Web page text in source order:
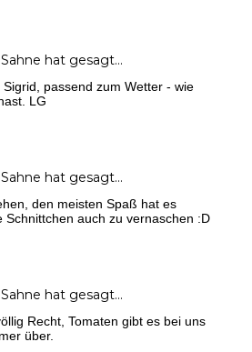
hat gesagt…
Sigrid, passend zum Wetter - wie
LG
hat gesagt…
den meisten Spaß hat es
Schnittchen auch zu vernaschen :D
hat gesagt…
Recht, Tomaten gibt es bei uns
über.